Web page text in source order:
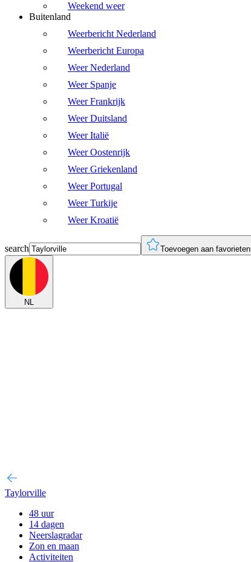
Weekend weer
Buitenland
Weerbericht Nederland
Weerbericht Europa
Weer Nederland
Weer Spanje
Weer Frankrijk
Weer Duitsland
Weer Italië
Weer Oostenrijk
Weer Griekenland
Weer Portugal
Weer Turkije
Weer Kroatië
search Toevoegen aan favorieten
NL
Taylorville
48 uur
14 dagen
Neerslagradar
Zon en maan
Activiteiten